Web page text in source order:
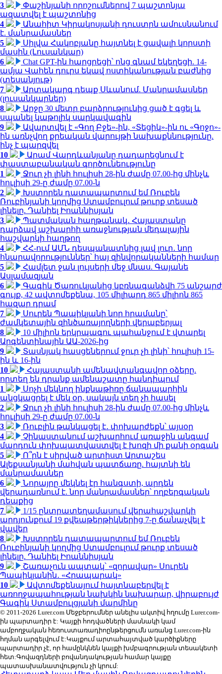
3
Փաշինյանի որոշումներով 7 պաշտոնյա
ազատվել է պաշտոնից
4
Անահիտ Կիրակոսյանի դուստրն ամուսնանում
է. մանրամասներ
5
Սիլվա Հակոբյանը հայտնել է ցավալի կորստի
մասին (Լուսանկար)
6
Chat GPT-ին հարցրեցի՝ ոնց գնամ եկեղեցի. 14-
ամյա Վահեն դուրս եկավ ոստիկանության բաժնից
(տեսանյութ)
7
Արտակարգ դեպք Սևանում. Մանրամասներ
(լուսանկարներ)
8
Արջը 30 մետր բարձրությունից ցած է գցել և
սպանել կաթոլիկ սարկավագին
9
Ավարտվել է «Գող Բջե»-ին, «Տեցիկ»-ին ու «Գոջո»-
ին առնչվող քրեական վարույթի նախաքննությունը.
ինչ է պարզվել
10
Արամ Վարդևանյանը դադարեցնում է
փաստաբանական գործունեությունը
1
Ջուր չի լինի հուլիսի 28-ին ժամը 07.00-ից մինչև
հուլիսի 29-ը ժամը 07.00-ն
2
Խստորեն դատապարտում եմ Ռուբեն
Ռուբինյանի կողմից Ստամբուլում թուրք տեսած
լինելը. Դանիել Իոաննիսյան
3
Պատմական հաղթանակ․ Հայաստանը
դարձավ աշխարհի առաջնության մեդալային
հաշվարկի հաղթող
4
ՀՀ-ում ԱՄՆ դեսպանատնից լավ լուր․ նոր
հնարավորություններ՝ հայ զինվորականների համար
5
Համլետ ջան լույսերի մեջ մնաս. Գայանե
Ասլամազյան
6
Գագիկ Ծառուկյանից կբռնագանձվի 75 անշարժ
գույք, 42 ավտոմեքենա, 105 միլիարդ 865 միլիոն 865
հազար դրամ
7
Սուրեն Պապիկյանի նոր հրամանը՝
ժամկետային զինծառայողների վերաբերյալ
8
10 միլիոն երկրպագու պահանջում է վտարել
Արգենտինային ԱԱ-2026-ից
9
Տասնյակ հասցեներում ջուր չի լինի՝ հուլիսի 15-
ին և 16-ին
10
Հայաստանի ամենավտանգավոր օձերը.
որտեղ են դրանք ամենաշատը հանդիպում
1
Սոչի մեկնող ինքնաթիռը ճանապարհին
անցկացրել է մեկ օր, սակայն տեղ չի հասել
2
Ջուր չի լինի հուլիսի 28-ին ժամը 07.00-ից մինչև
հուլիսի 29-ը ժամը 07.00-ն
3
Ռուբլին թանկացել է․ փոխարժեքն՝ այսօր
4
Չինաստանում աշխարհում առաջին անգամ
մարդուն փոխպատվաստվել է խոզի մի քանի օրգան
5
Ո՞րն է սիրված արտիստ Արտաշես
Ալեքսանյանի մահվան պատճառը. հայտնի են
մանրամասներ
6
Նորայրը մեկնել էր հանգստի, արդեն
վերադառնում է. նոր մանրամասներ՝ ողբերգական
դեպքից
7
1/15 ընտրատեղամասում վերահաշվարկի
արդյունքում 19 քվեաթերթիկներից 7-ը ճանաչվել է
վավեր
8
Խստորեն դատապարտում եմ Ռուբեն
Ռուբինյանի կողմից Ստամբուլում թուրք տեսած
լինելը. Դանիել Իոաննիսյան
9
Շառաչուն ապտակ՝ «զորավար» Սուրեն
Պապիկյանին․ «Հրապարակ»
10
Ավտոմեքենայում հայտնաբերվել է
առողջապահության նախկին նախարար, վիրաբույժ
Գագիկ Ստամբուլցյանի մարմինը
© 2011-2026 Lurer.com Մեջբերումներ անելիս ակտիվ հղումը Lurer.com-
ին պարտադիր է: Կայքի հոդվածների մասնակի կամ
ամբողջական հեռուստառադիոընթերցումն առանց Lurer.com-ին
հղման արգելվում է:Կայքում արտահայտված կարծիքները
պարտադիր չէ, որ համընկնեն կայքի խմբագրության տեսակետի
հետ:Գովազդների բովանդակության համար կայքը
պատասխանատվություն չի կրում: